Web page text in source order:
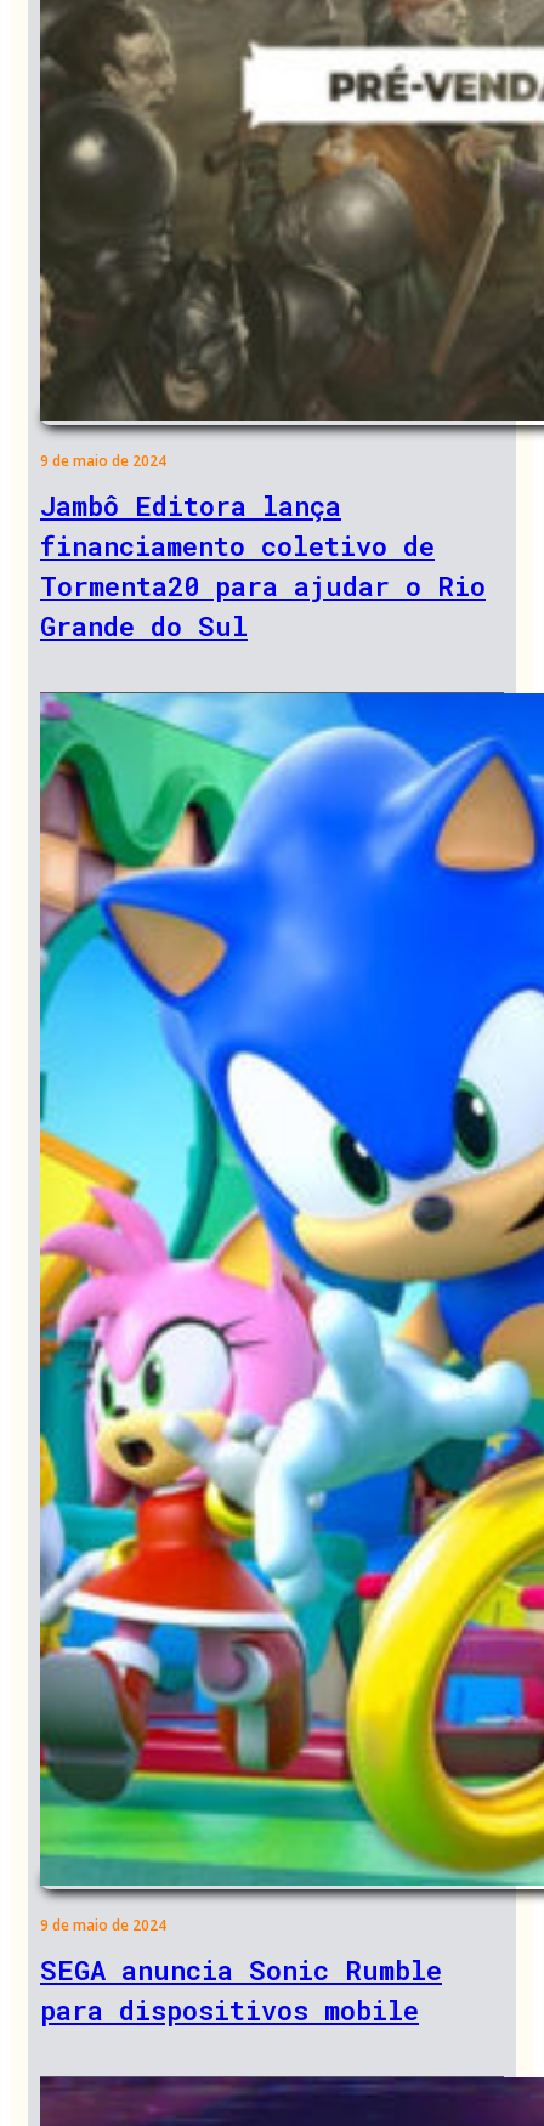
9 de maio de 2024
Jambô Editora lança
financiamento coletivo de
Tormenta20 para ajudar o Rio
Grande do Sul
9 de maio de 2024
SEGA anuncia Sonic Rumble
para dispositivos mobile